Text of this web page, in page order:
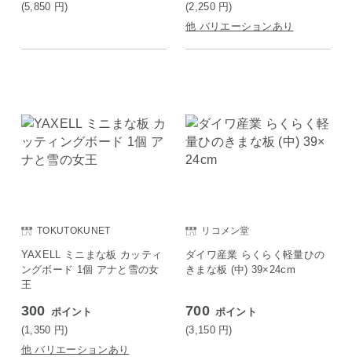
(5,850 円)
(2,250 円)
他 バリエーションあり
TOKUTOKUNET
YAXELL ミニまな板 カッティ
ングボード 1個 アナと雪の女
王
300 ポイント
(1,350 円)
他 バリエーションあり
リコメン堂
ダイワ産業 らくらく軽量ひの
きまな板 (中) 39×24cm
700 ポイント
(3,150 円)